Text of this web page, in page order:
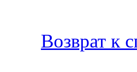
Возврат к